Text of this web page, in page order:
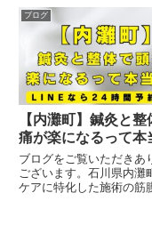
当院にご来院されるジュ
に話を聞くと練習前のス
に時間をかけていない選
ぎます。こんな偉そうな
言...
ブログ
【内灘町】鍼灸と整
痛が楽になるって本
ブログをご覧いただきあ
ございます。石川県内灘
ケアに特化した施術の筋